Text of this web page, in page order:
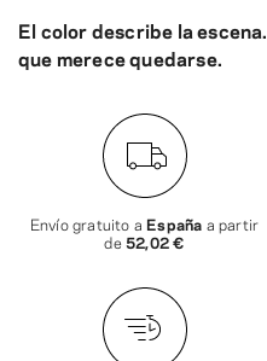
El color describe la escena.
que merece quedarse.
Envío gratuito a España a partir
de52,02 €